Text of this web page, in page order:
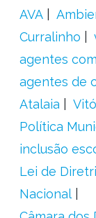
AVA
Curralinho
agentes
agentes de
Atalaia
Política
inclusão
Lei de
Nacional